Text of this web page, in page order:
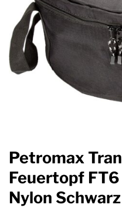
Petromax
Feuertopf FT6
Nylon